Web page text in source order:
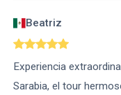
Beatriz
Experiencia
Sarabia, el tour